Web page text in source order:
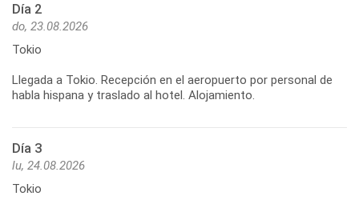
Día 2
do, 23.08.2026
Tokio
Llegada a Tokio. Recepción en el aeropuerto por personal de
habla hispana y traslado al hotel. Alojamiento.
Día 3
lu, 24.08.2026
Tokio